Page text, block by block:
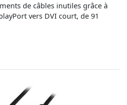
de câbles inutiles grâce à
vers DVI court, de 91